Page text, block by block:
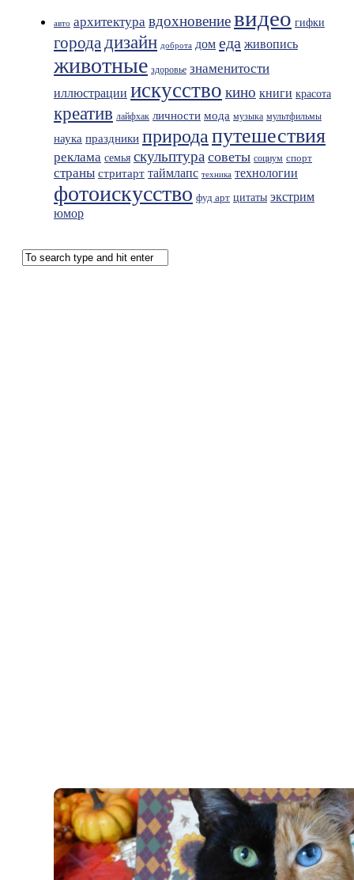
авто архитектура вдохновениевидео гифки
городадизайн доброта дом еда живопись
животные здоровье знаменитости
иллюстрации искусство кино книги красота
креатив лайфхак личности мода музыка мультфильмы
наука праздники природапутешествия
реклама семья скульптура советы социум спорт
страны стритарт таймлапс техника технологии
фотоискусство фуд арт цитаты экстрим
юмор